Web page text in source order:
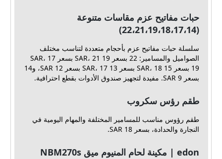
حبات مفاتيح عزم مقاسات متنوعة
(22،21،19،18،17،14)
سلسلة حبات مفاتيح عزم بأحجام متعددة لتناسب مختلف
الصواميل والمسامير: 22 بسعر 19 SAR، 21 بسعر 17 SAR،
19 بسعر 15 SAR، 18 بسعر 13 SAR، 17 بسعر 12 SAR، و14
بسعر 9 SAR. مفيدة لتجهيز صندوق الأدوات بقطع احترافية.
طقم رؤس سكروب
طقم رؤوس مناسب للمسامير المختلفة والمهام اليومية في
النجارة والحدادة، بسعر 18 SAR.
edon | مكينة لحام المنيوم ميق NBM270s